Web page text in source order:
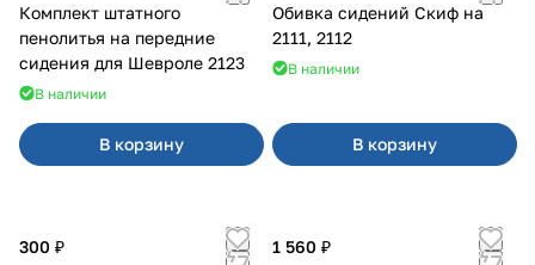
Комплект штатного
пенолитья на передние
сидения для Шевроле 2123
В наличии
В корзину
Обивка сидений Скиф на
2111, 2112
В наличии
В корзину
300 ₽
1 560 ₽